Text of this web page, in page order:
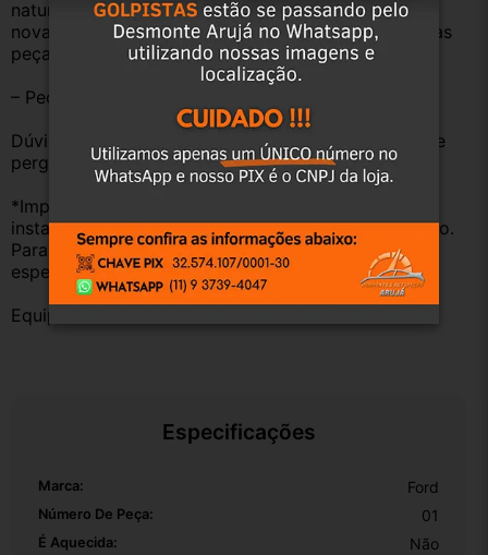
natural pelo tempo. Peças perfeitas são apenas as
novas e sem uso. No entanto, garantimos que nossas
peças estão em BOM ESTADO e foram testadas.
– Peças são ORIGINAIS USADAS.
Dúvidas sobre uso ou aplicação, utilizar o campo de
perguntas;
*Importante: Não nos responsabilizamos por
instalações inadequadas ou uso indevido do produto.
Para evitar problemas, consulte um profissional
especializado.
Equipe DESMONTE ARUJÁ.
Especificações
Marca: Ford
Número De Peça: 01
É Aquecida: Não